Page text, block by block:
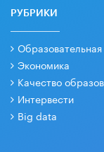
РУБРИКИ
Экономика
Качество
Интервести
Big data